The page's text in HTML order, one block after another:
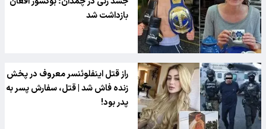
بازداشت شد
راز قتل اینفلوئنسر معروف در پخش
زنده فاش شد | قتل، سفارش پسر به
پدر بود!